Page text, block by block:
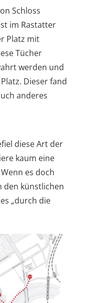
Schloss
im Rastatter
Platz mit
Tücher
werden und
Dieser fand
anderes
diese Art der
kaum eine
es doch
den künstlichen
„durch die